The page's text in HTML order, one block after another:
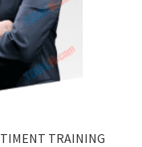
TRAINING